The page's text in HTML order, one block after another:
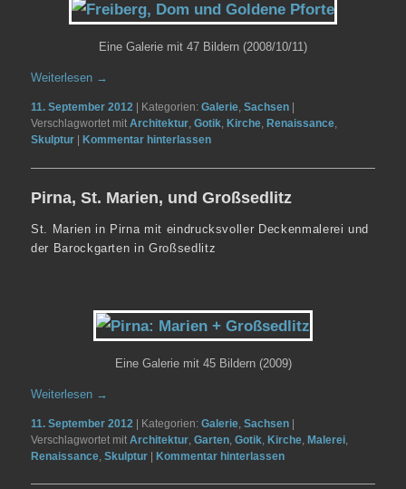
Eine Galerie mit 47 Bildern (2008/10/11)
Weiterlesen →
11. September 2012 Kategorien:Galerie,Sachsen
Verschlagwortet mit Architektur,Gotik, Kirche, Renaissance,
Skulptur
Kommentar hinterlassen
Pirna, St. Marien, und Großsedlitz
St. Marien in Pirna mit eindrucksvoller Deckenmalerei und
der Barockgarten in Großsedlitz
Eine Galerie mit 45 Bildern (2009)
Weiterlesen →
11. September 2012 Kategorien:Galerie,Sachsen
Verschlagwortet mit Architektur,Garten,Gotik, Kirche, Malerei,
Renaissance,Skulptur Kommentar hinterlassen